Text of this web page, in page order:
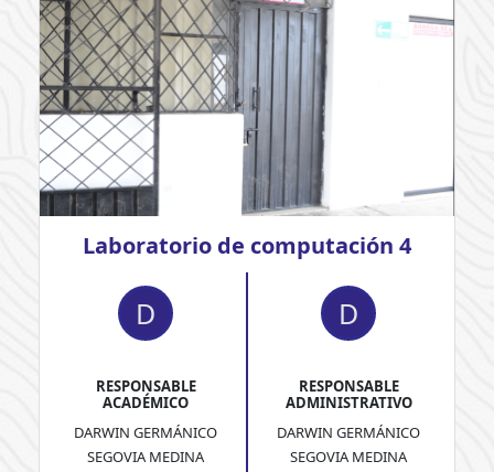
Laboratorio de computación 4
D
RESPONSABLE
ACADÉMICO
DARWIN GERMÁNICO
SEGOVIA MEDINA
D
RESPONSABLE
ADMINISTRATIVO
DARWIN GERMÁNICO
SEGOVIA MEDINA